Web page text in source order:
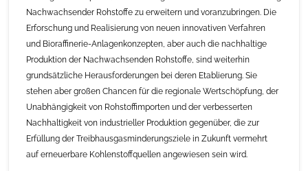
Nachwachsender Rohstoffe zu erweitern und voranzubringen. Die
Erforschung und Realisierung von neuen innovativen Verfahren
und Bioraffinerie-Anlagenkonzepten, aber auch die nachhaltige
Produktion der Nachwachsenden Rohstoffe, sind weiterhin
grundsätzliche Herausforderungen bei deren Etablierung. Sie
stehen aber großen Chancen für die regionale Wertschöpfung, der
Unabhängigkeit von Rohstoffimporten und der verbesserten
Nachhaltigkeit von industrieller Produktion gegenüber, die zur
Erfüllung der Treibhausgasminderungsziele in Zukunft vermehrt
auf erneuerbare Kohlenstoffquellen angewiesen sein wird.